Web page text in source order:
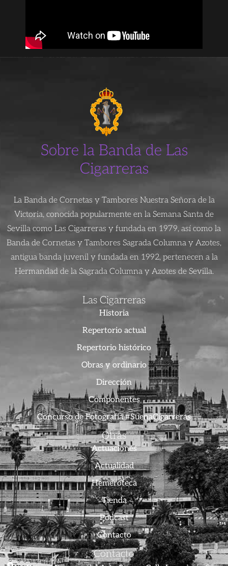
Sobre la Banda de Las
Cigarreras
La Banda de Cornetas y Tambores Nuestra Señora de la
Victoria, conocida popularmente en la Semana Santa de
Sevilla como Las Cigarreras y fundada en 1979, así como la
Banda de Cornetas y Tambores Sagrada Columna y Azotes,
antigua banda juvenil y fundada en 1992, pertenecen a la
Hermandad de la Sagrada Columna y Azotes de Sevilla.
Las Cigarreras
Historia
Repertorio actual
Repertorio histórico
Obras y ordinario
Dirección
Componentes
Concurso de Fotografía #SuenaCigarreras
Otras
Actuaciones
Actualidad
Hemeroteca
Tienda
Podcast
Contacto
Contacto